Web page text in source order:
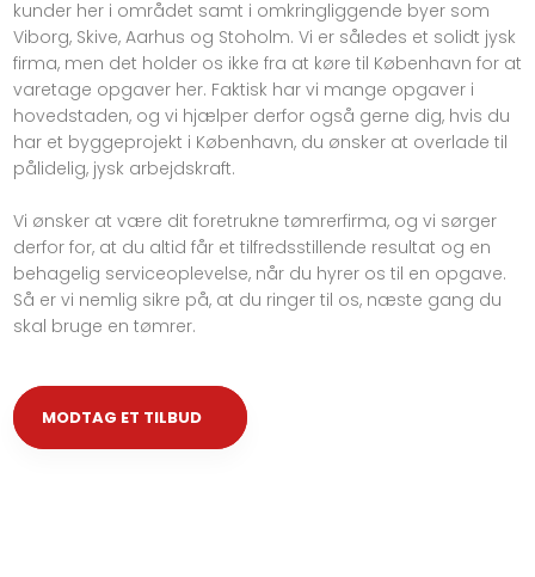
kunder her i området samt i omkringliggende byer som
Viborg, Skive, Aarhus og Stoholm. Vi er således et solidt jysk
firma, men det holder os ikke fra at køre til København for at
varetage opgaver her. Faktisk har vi mange opgaver i
hovedstaden, og vi hjælper derfor også gerne dig, hvis du
har et byggeprojekt i København, du ønsker at overlade til
pålidelig, jysk arbejdskraft.
Vi ønsker at være dit foretrukne tømrerfirma, og vi sørger
derfor for, at du altid får et tilfredsstillende resultat og en
behagelig serviceoplevelse, når du hyrer os til en opgave.
Så er vi nemlig sikre på, at du ringer til os, næste gang du
skal bruge en tømrer.
MODTAG ET TILBUD​